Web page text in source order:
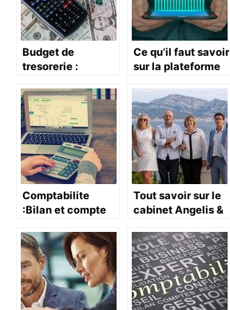
Budget de
tresorerie :
pour bien en
construire
Ce qu’il faut savoir
sur la plateforme
Comptabilite
:Bilan et compte
Tout savoir sur le
cabinet Angelis &